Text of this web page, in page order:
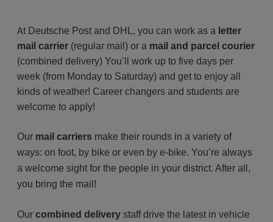
At Deutsche Post and DHL, you can work as a letter
mail carrier (regular mail) or a mail and parcel courier
(combined delivery) You’ll work up to five days per
week (from Monday to Saturday) and get to enjoy all
kinds of weather! Career changers and students are
welcome to apply!
Our mail carriers make their rounds in a variety of
ways: on foot, by bike or even by e-bike. You’re always
a welcome sight for the people in your district. After all,
you bring the mail!
Our combined delivery staff drive the latest in vehicle